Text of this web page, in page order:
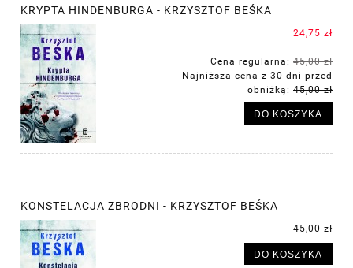
KRYPTA HINDENBURGA - KRZYSZTOF BEŚKA
24,75 zł
Cena regularna: 45,00 zł
Najniższa cena z 30 dni przed
obniżką: 45,00 zł
DO KOSZYKA
KONSTELACJA ZBRODNI - KRZYSZTOF BEŚKA
45,00 zł
DO KOSZYKA